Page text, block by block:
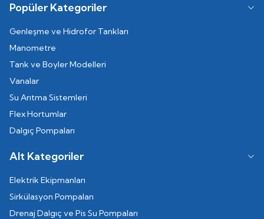
Popüler Kategoriler
Genleşme ve Hidrofor Tankları
Manometre
Tank ve Boyler Modelleri
Vanalar
Su Arıtma Sistemleri
Flex Hortumlar
Dalgıç Pompaları
Alt Kategoriler
Elektrik Ekipmanları
Sirkülasyon Pompaları
Drenaj Dalgıç ve Pis Su Pompaları